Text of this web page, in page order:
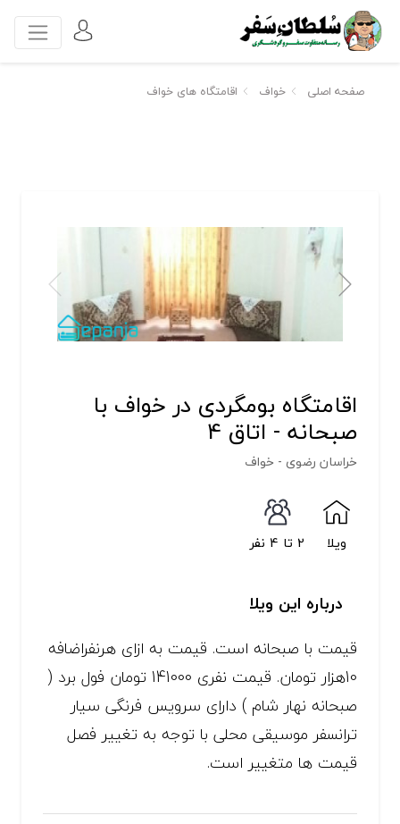
صفحه اصلی خواف اقامتگاه های خواف
اقامتگاه بومگردی در خواف با
صبحانه - اتاق 4
خراسان رضوی - خواف
ویلا 2 تا 4 نفر
درباره این ویلا
قیمت با صبحانه است. قیمت به ازای هرنفراضافه
10هزار تومان. قیمت نفری 141000 تومان فول برد (
صبحانه نهار شام ) دارای سرویس فرنگی سیار
ترانسفر موسیقی محلی با توجه به تغییر فصل
قیمت ها متغییر است.